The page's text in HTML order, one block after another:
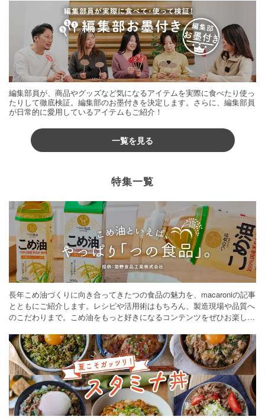
編集部員が、商品やグッズなど気になるアイテムを実際に食べたり使っ
たりして徹底検証。編集部のお墨付きを決定します。さらに、編集部員
が日常的に愛用しているアイテムもご紹介！
一覧を見る
特集一覧
長年こめ油づくりに向き合ってきたつの食品の魅力を、macaroniの記事
とともにご紹介します。レシピや活用術はもちろん、製造現場や品質へ
のこだわりまで。こめ油をもっと好きになるコンテンツをぜひお楽しみ